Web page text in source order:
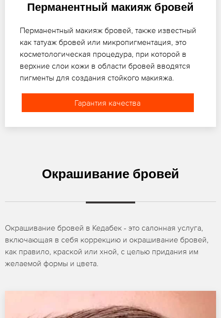
Перманентный макияж бровей
Перманентный макияж бровей, также известный
как татуаж бровей или микропигментация, это
косметологическая процедура, при которой в
верхние слои кожи в области бровей вводятся
пигменты для создания стойкого макияжа.
Гарантия качества
Окрашивание бровей
Окрашивание бровей в Кедабек - это салонная услуга,
включающая в себя коррекцию и окрашивание бровей,
как правило, краской или хной, с целью придания им
желаемой формы и цвета.